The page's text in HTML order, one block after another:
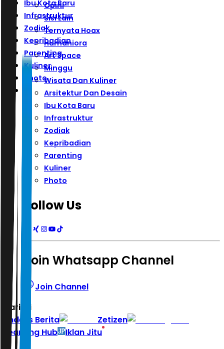
Ibu Kota Baru
Infrastruktur
Zodiak
Kepribadian
Parenting
Kuliner
Photo
Opini
Sisi Lain
Ternyata Hoax
Humaniora
Art Space
Minggu
Wisata Dan Kuliner
Arsitektur Dan Desain
Ibu Kota Baru
Infrastruktur
Zodiak
Kepribadian
Parenting
Kuliner
Photo
Follow Us
Join Whatsapp Channel
Join Channel
Hari ini
Indeks Berita
Zetizen
Learning Hub
Iklan Jitu